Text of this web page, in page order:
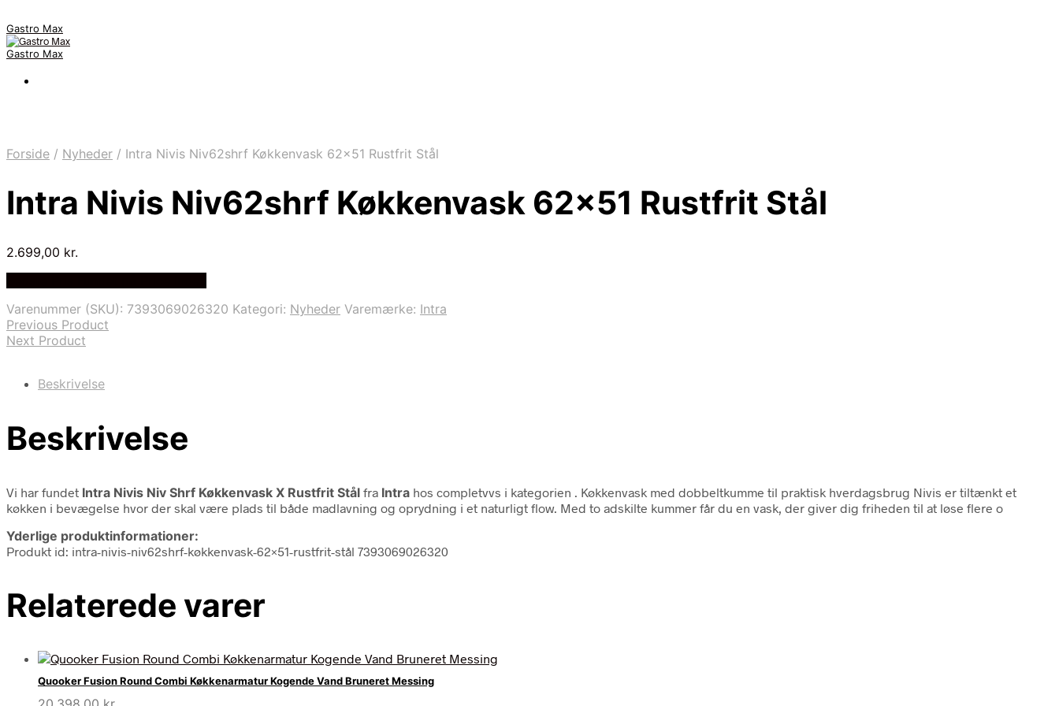
Gastro Max
Gastro Max
Forside / Nyheder / Intra Nivis Niv62shrf Køkkenvask 62×51 Rustfrit Stål
Intra Nivis Niv62shrf Køkkenvask 62×51 Rustfrit Stål
2.699,00 kr.
Varenummer (SKU): 7393069026320 Kategori: Nyheder Varemærke: Intra
Previous Product
Next Product
Beskrivelse
Beskrivelse
Vi har fundet Intra Nivis Niv Shrf Køkkenvask X Rustfrit Stål fra Intra hos completvvs i kategorien
. Køkkenvask med dobbeltkumme til praktisk hverdagsbrug Nivis er tiltænkt et
køkken i bevægelse hvor der skal være plads til både madlavning og oprydning i et naturligt flow. Med to adskilte kummer får du en vask, der giver dig friheden til at løse flere o
Yderlige produktinformationer:
Produkt id: intra-nivis-niv62shrf-køkkenvask-62×51-rustfrit-stål 7393069026320
Relaterede varer
Quooker Fusion Round Combi Køkkenarmatur Kogende Vand Bruneret Messing